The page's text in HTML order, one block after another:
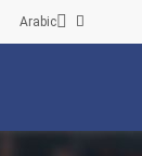
Arabic